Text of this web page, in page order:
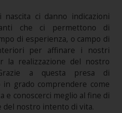
ci danno indicazioni
che ci permettono di
di esperienza, o campo di
per affinare i nostri
la realizzazione del nostro
a questa presa di
in grado comprendere come
e conoscerci meglio al fine di
del nostro intento di vita.